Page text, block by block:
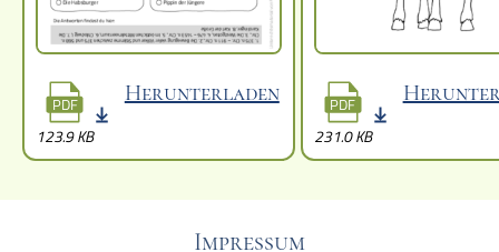
PDF
123.9 KB
Herunterladen PDF
231.0 KB
Impressum